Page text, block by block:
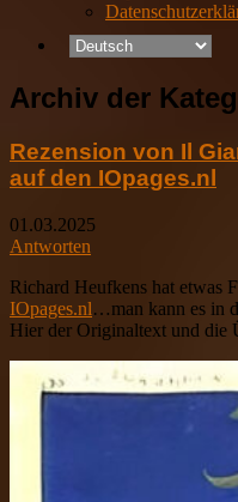
Archiv der
Rezension von Il
auf den IOpages.nl
01.03.2025
Antworten
Richard Heufkens hat etwas
IOpages.nl…man kann es in
Hier der Originaltext und die